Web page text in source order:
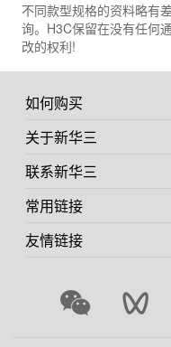
不同款型规格的资料略有
询。H3C保留在没有任何
改的权利!
如何购买
关于新华三
联系新华三
常用链接
友情链接